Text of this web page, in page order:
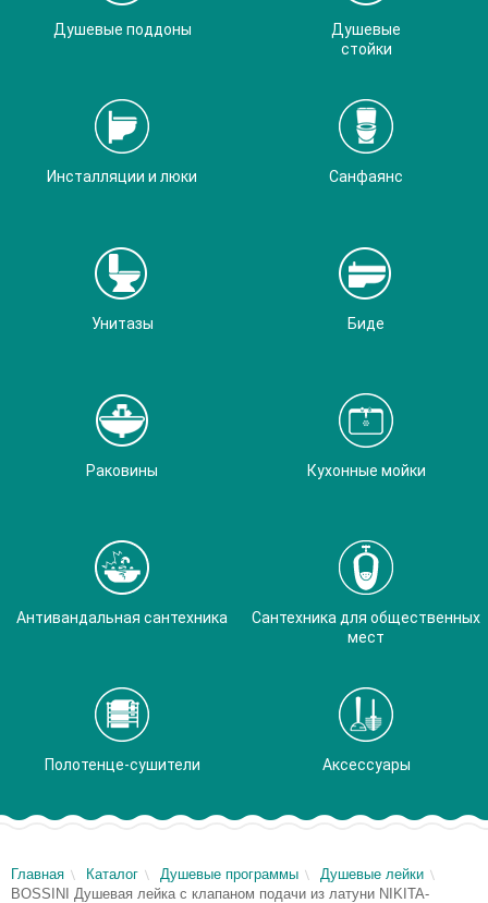
Душевые поддоны
Душевые
стойки
Инсталляции и люки Санфаянс
Унитазы Биде
Раковины Кухонные мойки
Антивандальная сантехника
Сантехника для общественных
мест
Полотенце-сушители Аксессуары
Главная Каталог Душевые программы
Душевые лейки
BOSSINI Душевая лейка с клапаном подачи из латуни NIKITA-